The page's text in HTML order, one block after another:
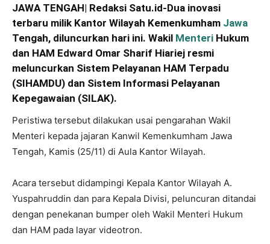
JAWA TENGAH| Redaksi Satu.id-Dua inovasi
terbaru milik Kantor Wilayah Kemenkumham Jawa
Tengah, diluncurkan hari ini. Wakil Menteri Hukum
dan HAM Edward Omar Sharif Hiariej resmi
meluncurkan Sistem Pelayanan HAM Terpadu
(SIHAMDU) dan Sistem Informasi Pelayanan
Kepegawaian (SILAK).
Peristiwa tersebut dilakukan usai pengarahan Wakil
Menteri kepada jajaran Kanwil Kemenkumham Jawa
Tengah, Kamis (25/11) di Aula Kantor Wilayah.
Acara tersebut didampingi Kepala Kantor Wilayah A.
Yuspahruddin dan para Kepala Divisi, peluncuran ditandai
dengan penekanan bumper oleh Wakil Menteri Hukum
dan HAM pada layar videotron.